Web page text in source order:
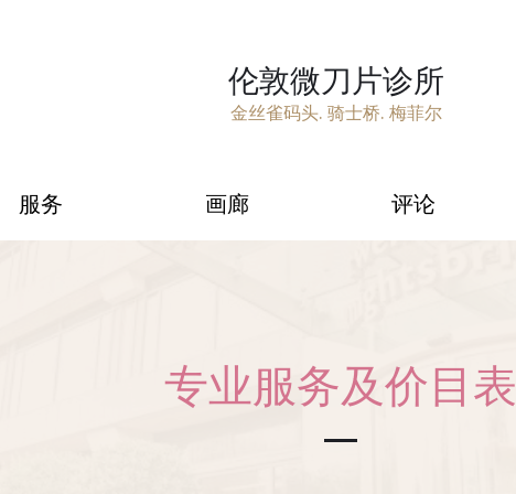
伦敦微刀片诊所
金丝雀码头. 骑士桥. 梅菲尔
服务 画廊 评论
专业服务及价目表